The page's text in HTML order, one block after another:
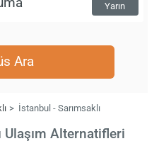
Yarın
Ara
İstanbul - Sarımsaklı
Ulaşım Alternatifleri